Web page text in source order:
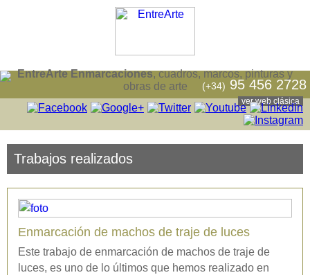
EntreArte Enmarcaciones, cuadros, marcos, pinturas y
obras de arte
ver web clásica
(+34) 95 456 2728
Trabajos realizados
Enmarcación de machos de traje de luces
Este trabajo de enmarcación de machos de traje de
luces, es uno de lo últimos que hemos realizado en